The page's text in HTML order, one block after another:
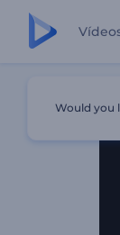
Would you